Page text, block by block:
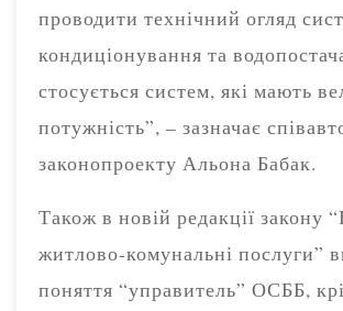
проводити технічний огляд
кондиціонування та
стосується систем, які мають
потужність”, – зазначає
законопроекту Альона Бабак.
Також в новій редакції закону
житлово-комунальні послуги”
поняття “управитель” ОСББ,